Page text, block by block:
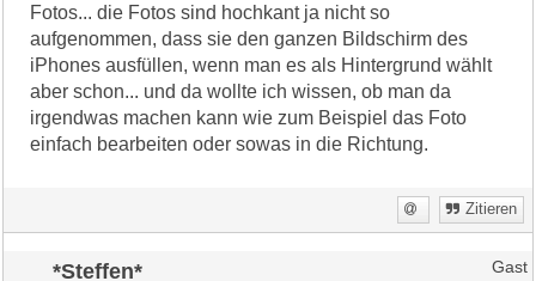
Fotos... die Fotos sind hochkant ja nicht so
aufgenommen, dass sie den ganzen Bildschirm des
iPhones ausfüllen, wenn man es als Hintergrund wählt
aber schon... und da wollte ich wissen, ob man da
irgendwas machen kann wie zum Beispiel das Foto
einfach bearbeiten oder sowas in die Richtung.
Zitieren
*Steffen* Gast